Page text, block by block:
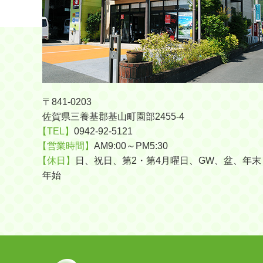
〒841-0203
佐賀県三養基郡基山町園部2455-4
【TEL】 0942-92-5121
【営業時間】 AM9:00～PM5:30
【休日】
日、祝日、第2・第4月曜日、GW、盆、年末
年始